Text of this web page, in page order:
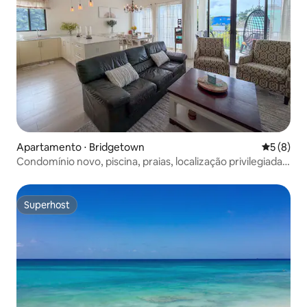
Apartamento ⋅ Bridgetown 5 de
5 (8)
Condomínio novo, piscina, praias, localização privilegiada,
Superhost
Superhost